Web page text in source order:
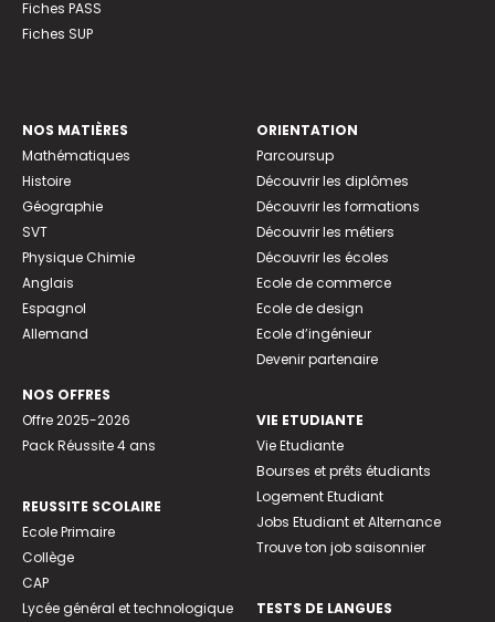
Fiches PASS
Fiches SUP
NOS MATIÈRES
Mathématiques
Histoire
Géographie
SVT
Physique Chimie
Anglais
Espagnol
Allemand
NOS OFFRES
Offre 2025-2026
Pack Réussite 4 ans
REUSSITE SCOLAIRE
Ecole Primaire
Collège
CAP
Lycée général et technologique
ORIENTATION
Parcoursup
Découvrir les diplômes
Découvrir les formations
Découvrir les métiers
Découvrir les écoles
Ecole de commerce
Ecole de design
Ecole d’ingénieur
Devenir partenaire
VIE ETUDIANTE
Vie Etudiante
Bourses et prêts étudiants
Logement Etudiant
Jobs Etudiant et Alternance
Trouve ton job saisonnier
TESTS DE LANGUES